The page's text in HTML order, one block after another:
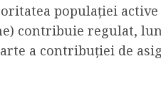
populației
contribuie regulat,
a contribuției de